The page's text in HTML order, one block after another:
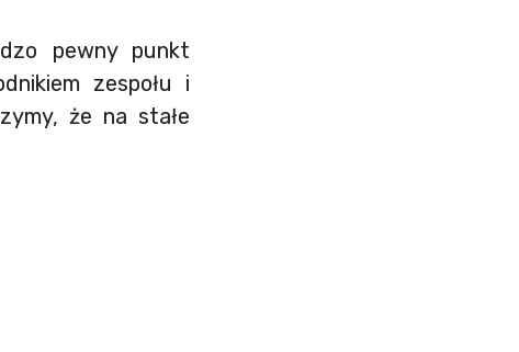
pewny punkt
zespołu i
że na stałe